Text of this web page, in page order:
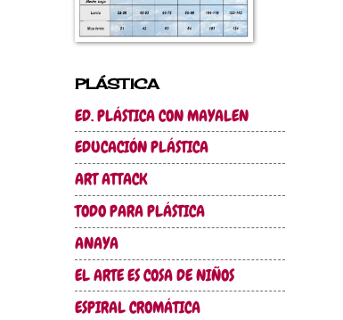
PLÁSTICA
ED. PLÁSTICA CON MAYALEN
EDUCACIÓN PLÁSTICA
ART ATTACK
TODO PARA PLÁSTICA
ANAYA
EL ARTE ES COSA DE NIÑOS
ESPIRAL CROMÁTICA